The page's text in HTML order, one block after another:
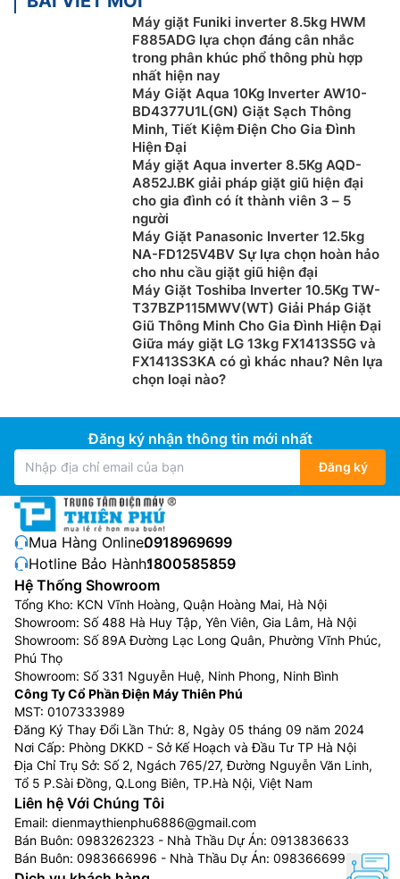
Máy giặt Funiki inverter 8.5kg HWM
F885ADG lựa chọn đáng cân nhắc
trong phân khúc phổ thông phù hợp
nhất hiện nay
Máy Giặt Aqua 10Kg Inverter AW10-
BD4377U1L(GN) Giặt Sạch Thông
Minh, Tiết Kiệm Điện Cho Gia Đình
Hiện Đại
Máy giặt Aqua inverter 8.5Kg AQD-
A852J.BK giải pháp giặt giũ hiện đại
cho gia đình có ít thành viên 3 – 5
người
Máy Giặt Panasonic Inverter 12.5kg
NA-FD125V4BV Sự lựa chọn hoàn hảo
cho nhu cầu giặt giũ hiện đại
Máy Giặt Toshiba Inverter 10.5Kg TW-
T37BZP115MWV(WT) Giải Pháp Giặt
Giũ Thông Minh Cho Gia Đình Hiện Đại
Giữa máy giặt LG 13kg FX1413S5G và
FX1413S3KA có gì khác nhau? Nên lựa
chọn loại nào?
Đăng ký nhận thông tin mới nhất
Đăng ký
Mua Hàng Online:0918969699
Hotline Bảo Hành:1800585859
Hệ Thống Showroom
Tổng Kho: KCN Vĩnh Hoàng, Quận Hoàng Mai, Hà Nội
Showroom: Số 488 Hà Huy Tập, Yên Viên, Gia Lâm, Hà Nội
Showroom: Số 89A Đường Lạc Long Quân, Phường Vĩnh Phúc,
Phú Thọ
Showroom: Số 331 Nguyễn Huệ, Ninh Phong, Ninh Bình
Công Ty Cổ Phần Điện Máy Thiên Phú
MST: 0107333989
Đăng Ký Thay Đổi Lần Thứ: 8, Ngày 05 tháng 09 năm 2024
Nơi Cấp: Phòng DKKD - Sở Kế Hoạch và Đầu Tư TP Hà Nội
Địa Chỉ Trụ Sở: Số 2, Ngách 765/27, Đường Nguyễn Văn Linh,
Tổ 5 P.Sài Đồng, Q.Long Biên, TP.Hà Nội, Việt Nam
Liên hệ Với Chúng Tôi
Email: dienmaythienphu6886@gmail.com
Bán Buôn: 0983262323 - Nhà Thầu Dự Án: 0913836633
Bán Buôn: 0983666996 - Nhà Thầu Dự Án: 0983666996